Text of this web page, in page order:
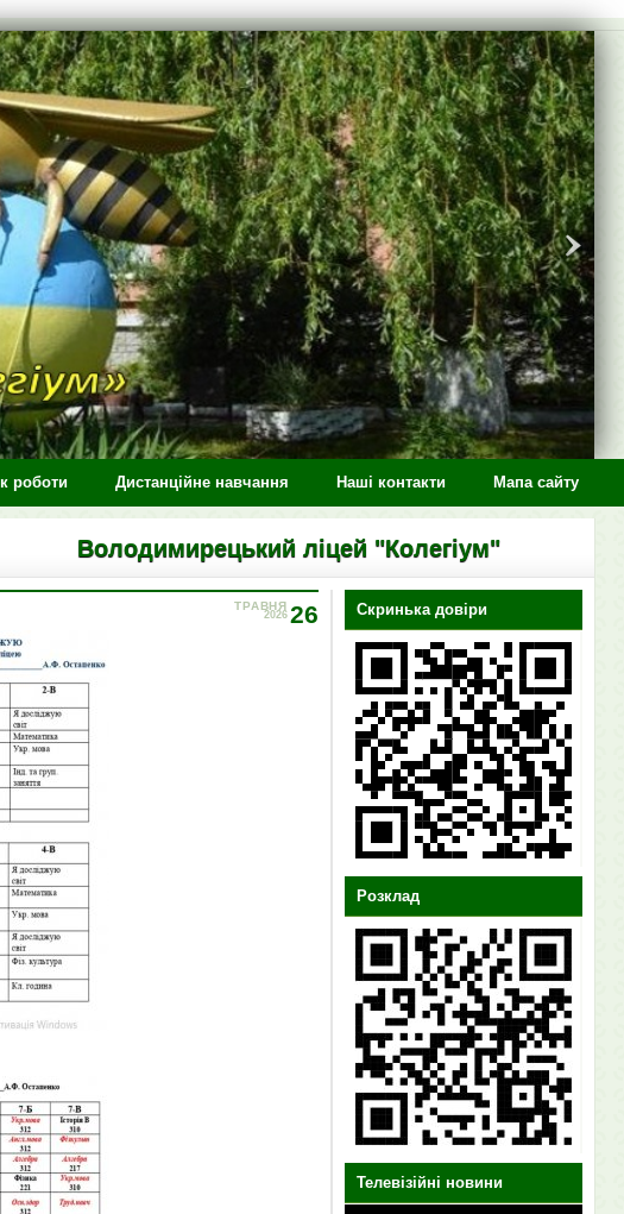
роботи Дистанційне навчання Наші контакти Мапа сайту
Володимирецький ліцей "Колегіум"
26
ТРАВНЯ
2026 Скринька довіри
Розклад
Телевізійні новини